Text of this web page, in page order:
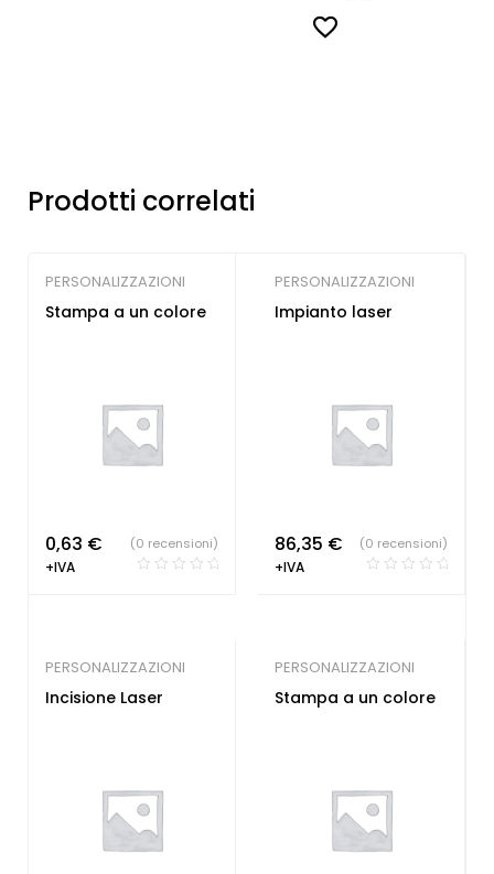
Prodotti correlati
PERSONALIZZAZIONI
Stampa a un colore
0,63 €
+IVA
(0 recensioni)
PERSONALIZZAZIONI
Impianto laser
86,35 €
+IVA
(0 recensioni)
PERSONALIZZAZIONI
Incisione Laser
PERSONALIZZAZIONI
Stampa a un colore